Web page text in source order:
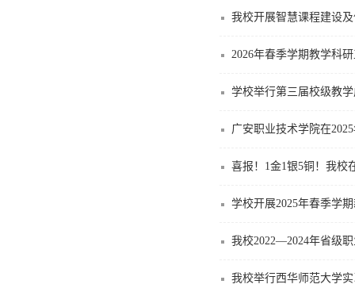
我校开展智慧课程建设
2026年春季学期教学科
学校举行第三届校级教
广安职业技术学院在
喜报！1金1银5铜！我校
学校开展2025年春季学
我校2022—2024年省级
我校举行西华师范大学